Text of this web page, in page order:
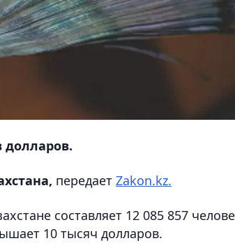
долларов.
передает Zakon.kz.
составляет 12 085 857
10 тысяч долларов.